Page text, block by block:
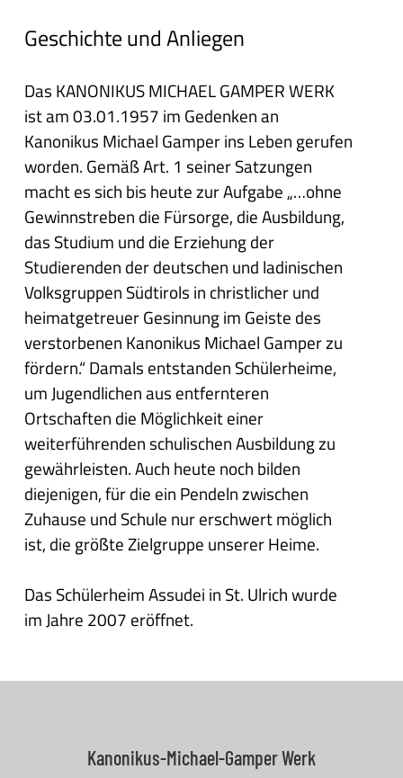
Geschichte und Anliegen
Das KANONIKUS MICHAEL GAMPER WERK
ist am 03.01.1957 im Gedenken an
Kanonikus Michael Gamper ins Leben gerufen
worden. Gemäß Art. 1 seiner Satzungen
macht es sich bis heute zur Aufgabe „…ohne
Gewinnstreben die Fürsorge, die Ausbildung,
das Studium und die Erziehung der
Studierenden der deutschen und ladinischen
Volksgruppen Südtirols in christlicher und
heimatgetreuer Gesinnung im Geiste des
verstorbenen Kanonikus Michael Gamper zu
fördern.“ Damals entstanden Schülerheime,
um Jugendlichen aus entfernteren
Ortschaften die Möglichkeit einer
weiterführenden schulischen Ausbildung zu
gewährleisten. Auch heute noch bilden
diejenigen, für die ein Pendeln zwischen
Zuhause und Schule nur erschwert möglich
ist, die größte Zielgruppe unserer Heime.
Das Schülerheim Assudei in St. Ulrich wurde
im Jahre 2007 eröffnet.
Kanonikus-Michael-Gamper Werk